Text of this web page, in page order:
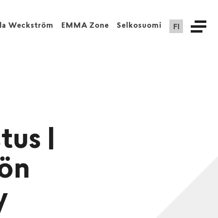
Weckström EMMA Zone Selkosuomi FI
|